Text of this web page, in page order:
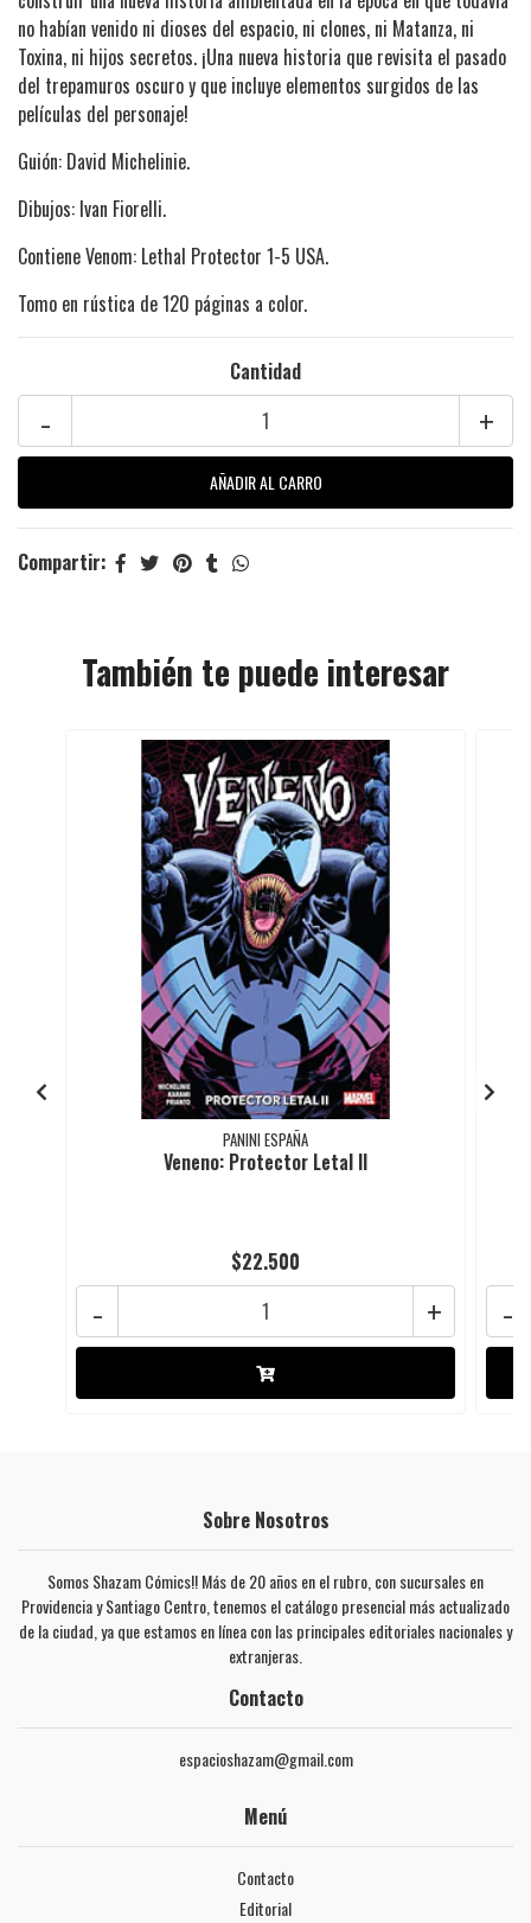
no habían venido ni dioses del espacio, ni clones, ni Matanza, ni
Toxina, ni hijos secretos. ¡Una nueva historia que revisita el pasado
del trepamuros oscuro y que incluye elementos surgidos de las
películas del personaje!
Guión: David Michelinie.
Dibujos: Ivan Fiorelli.
Contiene Venom: Lethal Protector 1-5 USA.
Tomo en rústica de 120 páginas a color.
Cantidad
+
-
Compartir:
También te puede interesar
PANINI ESPAÑA
Veneno: Protector Letal II
$22.500
+
- -
Sobre Nosotros
Somos Shazam Cómics!! Más de 20 años en el rubro, con sucursales en
Providencia y Santiago Centro, tenemos el catálogo presencial más actualizado
de la ciudad, ya que estamos en línea con las principales editoriales nacionales y
extranjeras.
Contacto
espacioshazam@gmail.com
Menú
Contacto
Editorial